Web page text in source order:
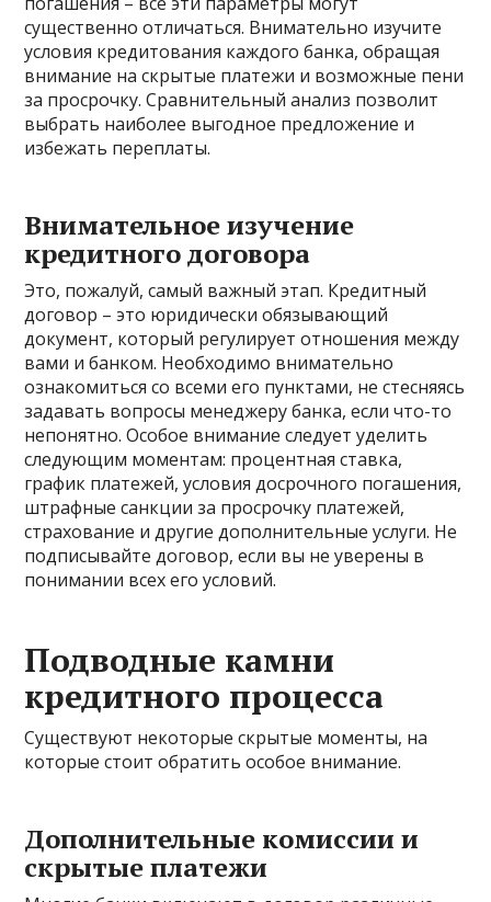
существенно отличаться. Внимательно изучите
условия кредитования каждого банка, обращая
внимание на скрытые платежи и возможные пени
за просрочку. Сравнительный анализ позволит
выбрать наиболее выгодное предложение и
избежать переплаты.
Внимательное изучение
кредитного договора
Это, пожалуй, самый важный этап. Кредитный
договор – это юридически обязывающий
документ, который регулирует отношения между
вами и банком. Необходимо внимательно
ознакомиться со всеми его пунктами, не стесняясь
задавать вопросы менеджеру банка, если что-то
непонятно. Особое внимание следует уделить
следующим моментам: процентная ставка,
график платежей, условия досрочного погашения,
штрафные санкции за просрочку платежей,
страхование и другие дополнительные услуги. Не
подписывайте договор, если вы не уверены в
понимании всех его условий.
Подводные камни
кредитного процесса
Существуют некоторые скрытые моменты, на
которые стоит обратить особое внимание.
Дополнительные комиссии и
скрытые платежи